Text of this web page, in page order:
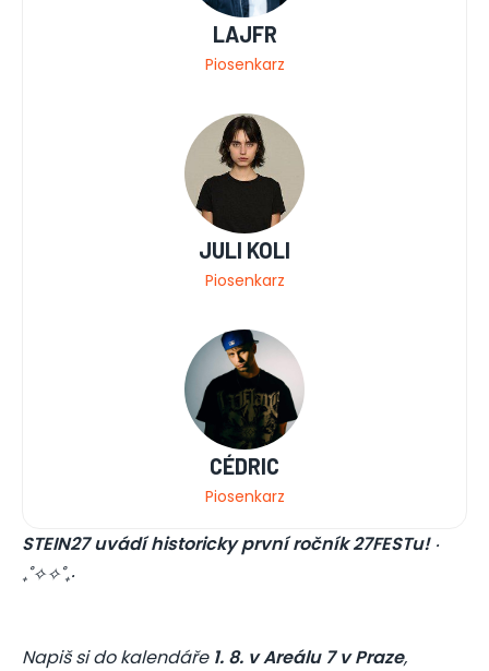
LAJFR
Piosenkarz
JULI KOLI
Piosenkarz
CÉDRIC
Piosenkarz
STEIN27 uvádí historicky první ročník 27FESTu! ‎‧
₊˚✧✧˚₊‧
Napiš si do kalendáře 1. 8. v Areálu 7 v Praze,